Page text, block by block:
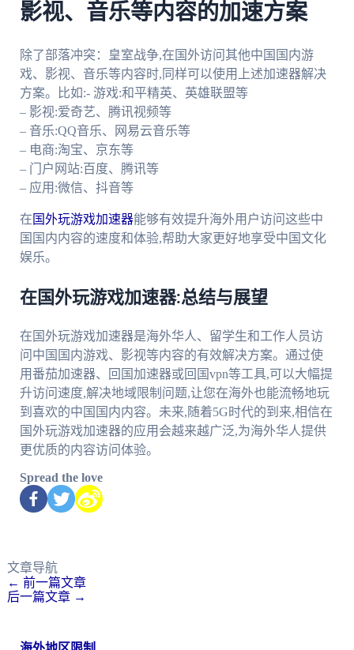
影视、音乐等内容的加速方案
除了部落冲突：皇室战争,在国外访问其他中国国内游
戏、影视、音乐等内容时,同样可以使用上述加速器解决
方案。比如:- 游戏:和平精英、英雄联盟等
– 影视:爱奇艺、腾讯视频等
– 音乐:QQ音乐、网易云音乐等
– 电商:淘宝、京东等
– 门户网站:百度、腾讯等
– 应用:微信、抖音等
在 国外玩游戏加速器能够有效提升海外用户访问这些中
国国内内容的速度和体验,帮助大家更好地享受中国文化
娱乐。
在国外玩游戏加速器:总结与展望
在国外玩游戏加速器是海外华人、留学生和工作人员访
问中国国内游戏、影视等内容的有效解决方案。通过使
用番茄加速器、回国加速器或回国vpn等工具,可以大幅提
升访问速度,解决地域限制问题,让您在海外也能流畅地玩
到喜欢的中国国内内容。未来,随着5G时代的到来,相信在
国外玩游戏加速器的应用会越来越广泛,为海外华人提供
更优质的内容访问体验。
Spread the love
文章导航
← 前一篇文章
后一篇文章 →